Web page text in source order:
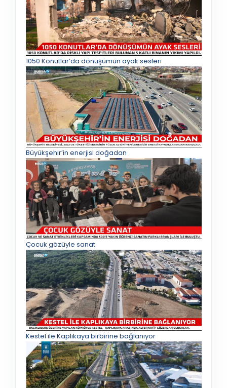
1050 Konutlar’da dönüşümün ayak sesleri
Büyükşehir’in enerjisi doğadan
Çocuk gözüyle sanat
Kestel ile Kaplıkaya birbirine bağlanıyor